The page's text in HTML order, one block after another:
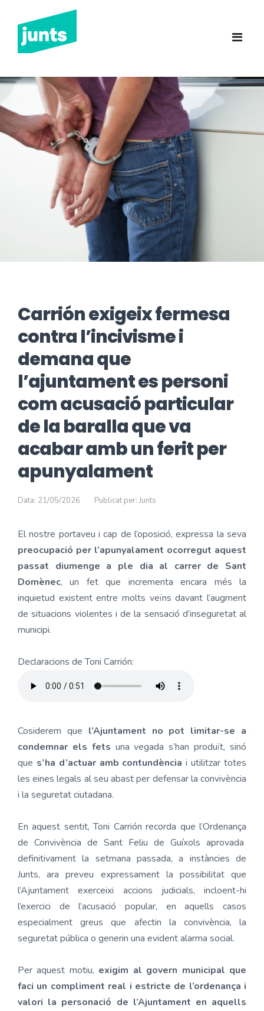
Junts Sant Feliu de
Guíxols
INICI
CANDIDATURA 2023
NOTÍCIES
BUTLLETINS
INCIDÈNCIES
CONTACTE
Carrión exigeix fermesa
contra l’incivisme i
demana que
l’ajuntament es personi
com acusació particular
de la baralla que va
acabar amb un ferit per
apunyalament
Data: 21/05/2026 Publicat per: Junts
El nostre portaveu i cap de l’oposició, expressa la seva
preocupació per l’apunyalament ocorregut aquest
passat diumenge a ple dia al carrer de Sant
Domènec, un fet que incrementa encara més la
inquietud existent entre molts veïns davant l’augment
de situacions violentes i de la sensació d’inseguretat al
municipi.
Declaracions de Toni Carrión:
Cosiderem que l’Ajuntament no pot limitar-se a
condemnar els fets una vegada s’han produït, sinó
que s’ha d’actuar amb contundència i utilitzar totes
les eines legals al seu abast per defensar la convivència
i la seguretat ciutadana.
En aquest sentit, Toni Carrión recorda que l’Ordenança
de Convivència de Sant Feliu de Guíxols aprovada
definitivament la setmana passada, a instàncies de
Junts, ara preveu expressament la possibilitat que
l’Ajuntament exerceixi accions judicials, incloent-hi
l’exercici de l’acusació popular, en aquells casos
especialment greus que afectin la convivència, la
seguretat pública o generin una evident alarma social.
Per aquest motiu, exigim al govern municipal que
faci un compliment real i estricte de l’ordenança i
valori la personació de l’Ajuntament en aquells